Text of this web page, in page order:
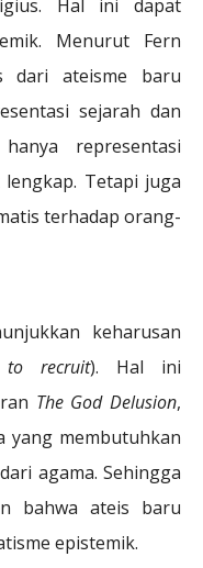
Hal ini dapat
Menurut Fern
dari ateisme baru
sejarah dan
representasi
Tetapi juga
terhadap orang-
keharusan
to recruit). Hal ini
The God Delusion,
yang membutuhkan
agama. Sehingga
bahwa ateis baru
epistemik.